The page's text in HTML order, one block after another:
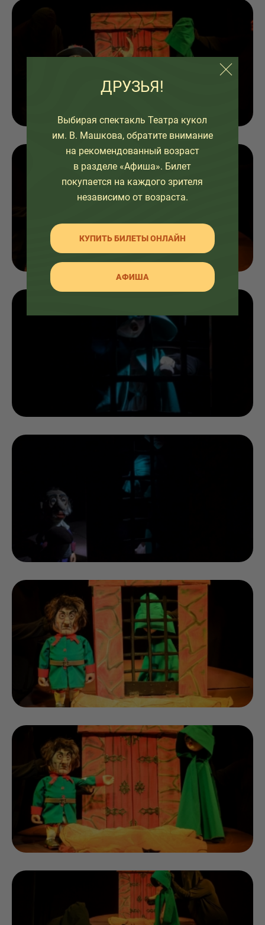
ДРУЗЬЯ!
Выбирая спектакль Театра кукол
им. В. Машкова, обратите внимание
на рекомендованный возраст
в разделе «Афиша». Билет
покупается на каждого зрителя
независимо от возраста.
КУПИТЬ БИЛЕТЫ ОНЛАЙН
АФИША